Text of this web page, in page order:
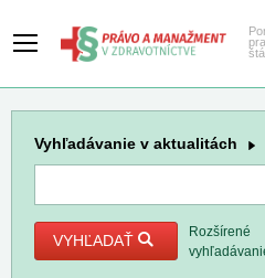
Vyhľadávanie v aktualitách
VYHĽADAŤ
Rozšírené